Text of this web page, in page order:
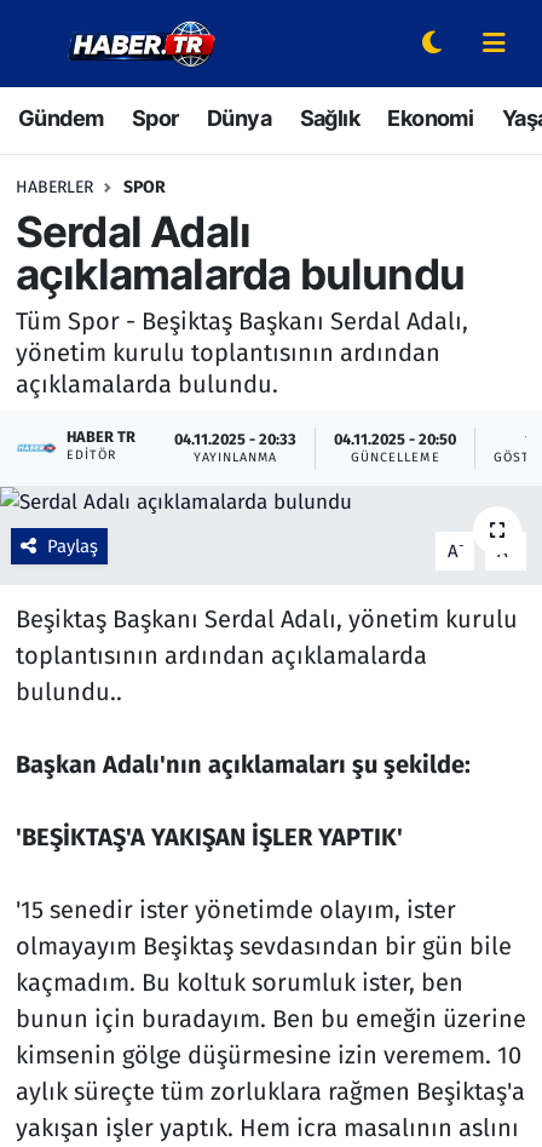
Gündem Spor Dünya Sağlık Ekonomi
HABERLER SPOR
Serdal Adalı
açıklamalarda bulundu
Tüm Spor - Beşiktaş Başkanı Serdal Adalı,
yönetim kurulu toplantısının ardından
açıklamalarda bulundu.
HABER TR
EDITÖR
04.11.2025 - 20:33
YAYINLANMA
04.11.2025 - 20:50
GÜNCELLEME
1
Paylaş A- A
Beşiktaş Başkanı Serdal Adalı, yönetim kurulu
toplantısının ardından açıklamalarda
bulundu..
Başkan Adalı'nın açıklamaları şu şekilde:
'BEŞİKTAŞ'A YAKIŞAN İŞLER YAPTIK'
'15 senedir ister yönetimde olayım, ister
olmayayım Beşiktaş sevdasından bir gün bile
kaçmadım. Bu koltuk sorumluk ister, ben
bunun için buradayım. Ben bu emeğin üzerine
kimsenin gölge düşürmesine izin veremem. 10
aylık süreçte tüm zorluklara rağmen Beşiktaş'a
yakışan işler yaptık. Hem icra masalının aslını
Gündem
Spor
Dünya
Sağlık
Ekonomi
Yaşam
Hava Durumu
Bilim ve Teknoloji
Eğitim
Turizm
Yerel
Hava Durumu
Trafik Durumu
Süper Lig Puan Durumu ve Fikstür
Tüm Manşetler
Son Dakika Haberleri
Haber Arşivi